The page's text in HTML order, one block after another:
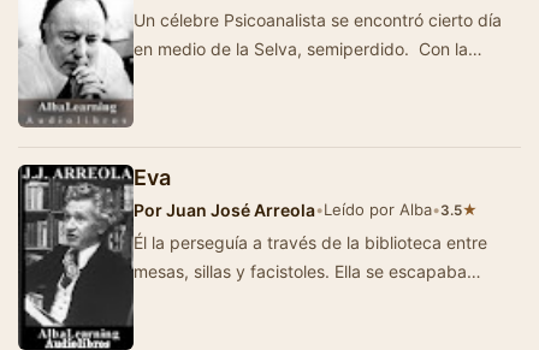
Un célebre Psicoanalista se encontró cierto día
en medio de la Selva, semiperdido. Con la
Eva
PorJuan José Arreola•Leído por Alba•3.5★
Él la perseguía a través de la biblioteca entre
mesas, sillas y facistoles. Ella se escapaba